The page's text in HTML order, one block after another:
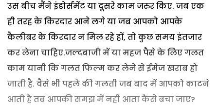
उस बीच मैंने इंडोर्समेंट या दूसरे काम जरुर किए. जब एक
ही तरह के किरदार आने लगे या जब आपको आपके
कैलीबर के किरदार न मिल रहे हों, तो कुछ समय इंतजार
कर लेना चाहिए.जल्दबाजी में या महज पैसे के लिए गलत
काम यानी कि गलत फिल्म कर लेने से ईमेज खराब हो
जाती है. वैसे भी पहले की गलती जब बाद में आपको काटने
आती है तब आपकी समझ में नही आता कैसे बचा जाए?